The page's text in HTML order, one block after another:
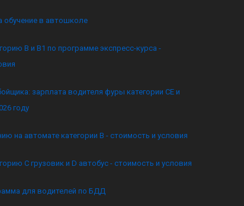
обучение в автошколе
B и B1 по программе экспресс-курса -
зарплата водителя фуры категории CE и
году
на автомате категории B - стоимость и условия
C грузовик и D автобус - стоимость и условия
для водителей по БДД